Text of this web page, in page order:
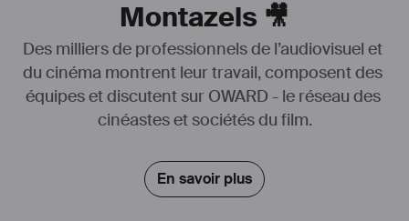
Montazels 🎥
Des milliers de professionnels de l’audiovisuel et
du cinéma montrent leur travail, composent des
équipes et discutent sur OWARD - le réseau des
cinéastes et sociétés du film.
En savoir plus